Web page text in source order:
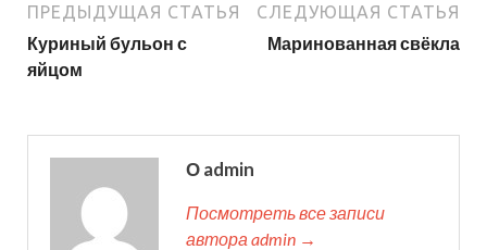
ПРЕДЫДУЩАЯ СТАТЬЯ
Куриный бульон с
яйцом
СЛЕДУЮЩАЯ СТАТЬЯ
Маринованная свёкла
О admin
Посмотреть все записи
автора admin →